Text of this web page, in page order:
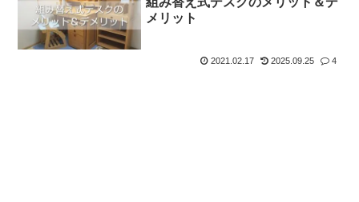
メリット
2021.02.17 2025.09.25 4